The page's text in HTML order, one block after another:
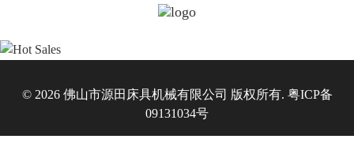
© 2026 佛山市源田床具机械有限公司 版权所有. 粤ICP备
09131034号